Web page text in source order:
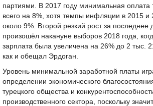
партиями. В 2017 году минимальная оплата
всего на 8%, хотя темпы инфляции в 2015 и
около 9%. Второй резкий рост за последнее
произошёл накануне выборов 2018 года,
зарплата была увеличена на 26% до 2 тыс.
как и обещал Эрдоган.
Уровень минимальной заработной платы
определении экономического
турецкого общества и
производственного сектора, поскольку